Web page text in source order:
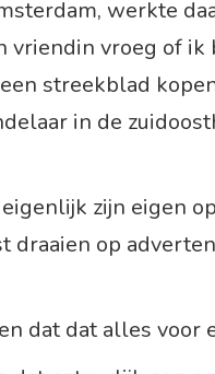
werkte
vriendin vroeg of
streekblad
in de
zijn eigen
draaien op
dat dat alles voor